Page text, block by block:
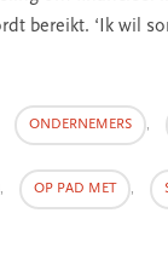
bereikt. ‘Ik wil
ONDERNEMERS ,
, OP PAD MET ,